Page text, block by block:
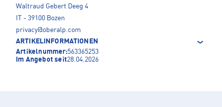
Waltraud Gebert Deeg 4
IT - 39100 Bozen
privacy@oberalp.com
ARTIKELINFORMATIONEN
Artikelnummer:563365253
Im Angebot seit28.04.2026